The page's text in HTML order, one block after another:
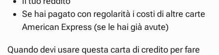
Se hai pagato con regolarità i costi di altre carte
American Express (se le hai già avute)
Quando devi usare questa carta di credito per fare